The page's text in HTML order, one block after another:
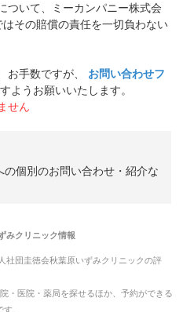
ついて、ミーカンパニー株式会
はその賠償の責任を一切負わない
手数ですが、
お問い合わせフ
ようお願いいたします。
せん
個別のお問い合わせ・紹介な
みクリニック情報
社団圭徳会秋葉原いずみクリニックの評
・医院・薬局を探せるほか、予約ができる
。